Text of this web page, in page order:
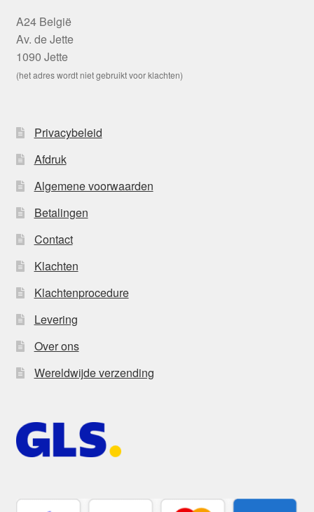
A24 België
Av. de Jette
1090 Jette
(het adres wordt niet gebruikt voor klachten)
Privacybeleid
Afdruk
Algemene voorwaarden
Betalingen
Contact
Klachten
Klachtenprocedure
Levering
Over ons
Wereldwijde verzending